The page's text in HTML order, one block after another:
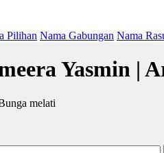
Pilihan Nama Gabungan Nama
Yasmin |
melati